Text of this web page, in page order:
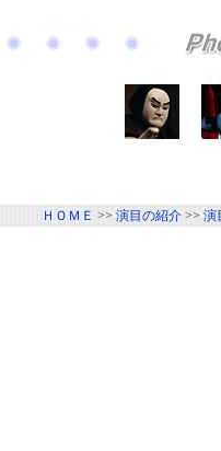
ＨＯＭＥ >> 演目の紹介 >> 演